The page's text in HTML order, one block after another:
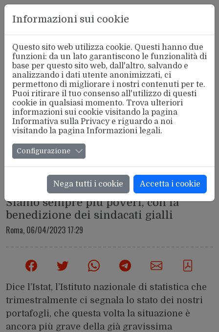
Aderente
//SCIOPERI
Siamo sempre più poveri, con la
benedizione dei sindacati gialli
Roma, 06/04/2023 17:29
Dice l’Istat, l’Istituto nazionale di statistica che
trimestralmente ci segnala lo stato dei nostri
portafogli, che questa volta la situazione è
ancora più grave della già gravissima
Informazioni sui cookie
Questo sito web utilizza cookie. Questi hanno due
funzioni: da un lato garantiscono le funzionalità di
base per questo sito web, dall'altro, salvando e
analizzando i dati utente anonimizzati, ci
permettono di migliorare i nostri contenuti per te.
Puoi ritirare il tuo consenso all'utilizzo di questi
cookie in qualsiasi momento. Trova ulteriori
informazioni sui cookie visitando la pagina
Informativa sulla Privacye riguardo a noi
visitando la pagina Informazioni legali.
Configurazione
Nega tutti i cookie Accetta i cookie